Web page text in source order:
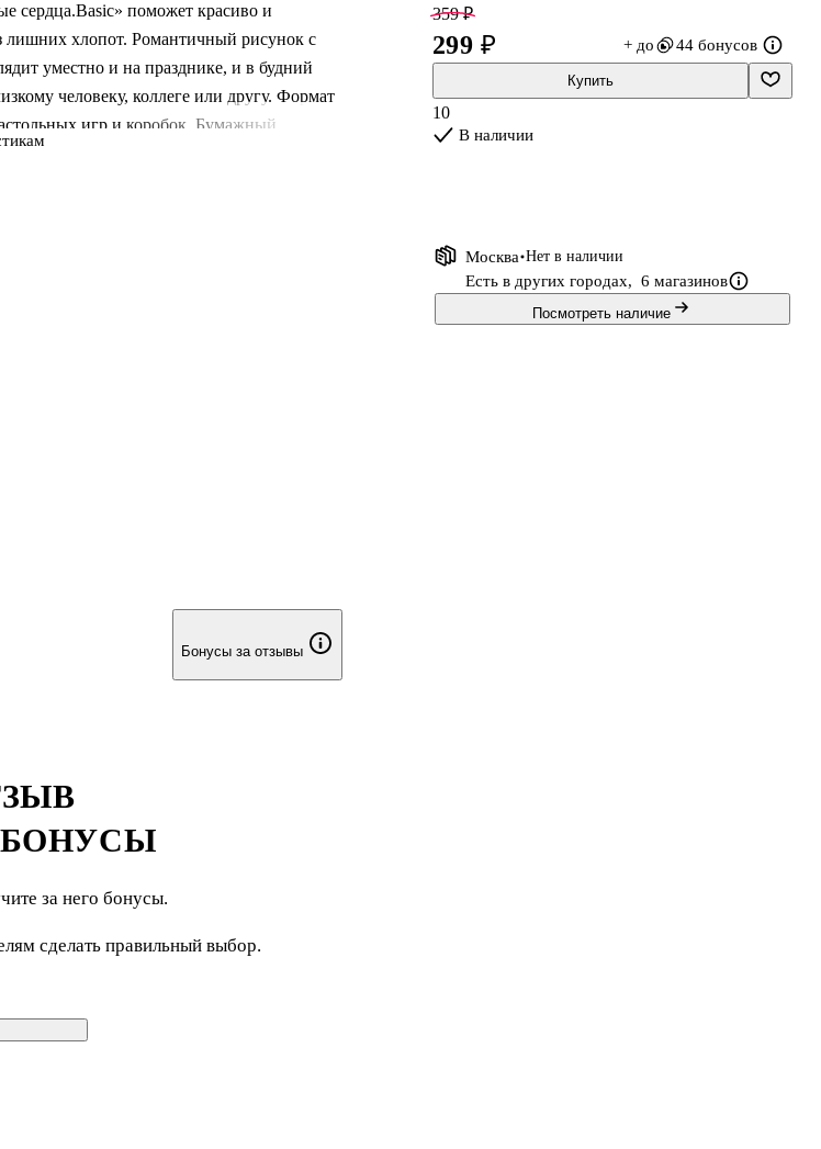
сердца.Basic» поможет красиво и
лишних хлопот. Романтичный рисунок с
уместно и на празднике, и в будний
человеку, коллеге или другу. Формат
игр и коробок. Бумажный
пакет более прочным и защищает
позволяют комфортно нести подарок.
359 ₽
299 ₽ + до 44 бонусов
Купить
10
В наличии
Москва Нет в наличии
Есть в других городах, 6 магазинов
Посмотреть наличие
Бонусы за отзывы
за него бонусы.
сделать правильный выбор.